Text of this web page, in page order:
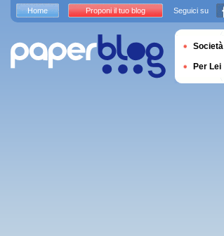
Home Proponi il tuo blog Seguici su
Società
Per Lei